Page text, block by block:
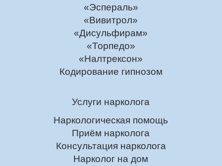
«Эспераль»
«Вивитрол»
«Дисульфирам»
«Торпедо»
«Налтрексон»
Кодирование гипнозом
Услуги нарколога
Наркологическая помощь
Приём нарколога
Консультация нарколога
Нарколог на дом